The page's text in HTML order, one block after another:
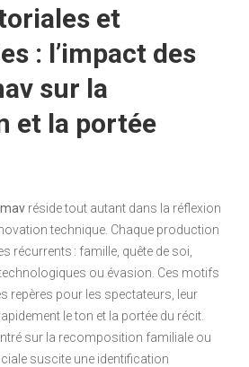
et
: l’impact des
sur la
et la portée
réside tout autant dans la réflexion
technique. Chaque production
récurrents : famille, quête de soi,
ou évasion. Ces motifs
repères pour les spectateurs, leur
le ton et la portée du récit.
sur la recomposition familiale ou
suscite une identification